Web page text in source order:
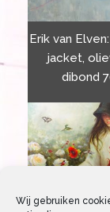
Wij gebruiken
Erik van
jacket,
dibond